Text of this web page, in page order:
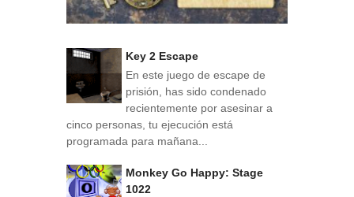
Key 2 Escape
En este juego de escape de
prisión, has sido condenado
recientemente por asesinar a
cinco personas, tu ejecución está
programada para mañana...
Monkey Go Happy: Stage
1022